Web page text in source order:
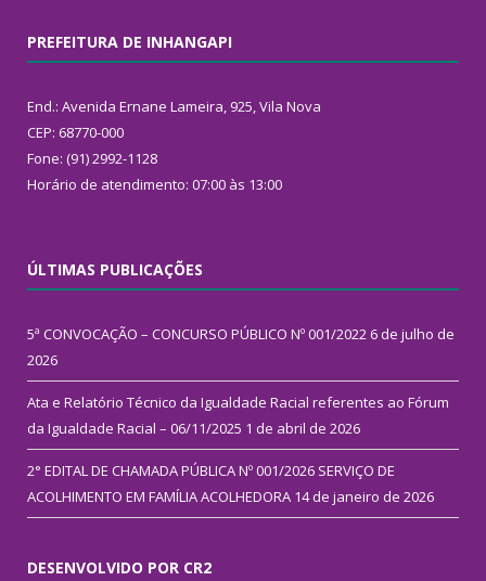
PREFEITURA DE INHANGAPI
End.: Avenida Ernane Lameira, 925, Vila Nova
CEP: 68770-000
Fone: (91) 2992-1128
Horário de atendimento: 07:00 às 13:00
ÚLTIMAS PUBLICAÇÕES
5ª CONVOCAÇÃO – CONCURSO PÚBLICO Nº 001/2022 6 de julho de
2026
Ata e Relatório Técnico da Igualdade Racial referentes ao Fórum
da Igualdade Racial – 06/11/2025 1 de abril de 2026
2° EDITAL DE CHAMADA PÚBLICA Nº 001/2026 SERVIÇO DE
ACOLHIMENTO EM FAMÍLIA ACOLHEDORA 14 de janeiro de 2026
DESENVOLVIDO POR CR2